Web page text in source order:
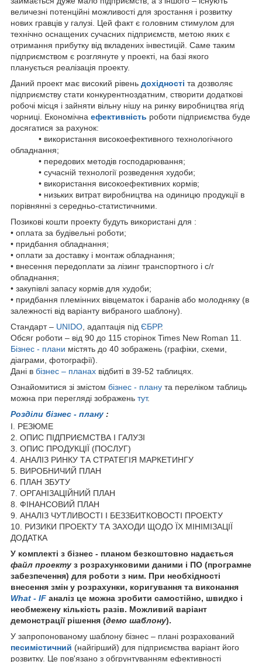
величезні потенційні можливості для зростання і розвитку
нових гравців у галузі. Цей факт є головним стимулом для
технічно оснащених сучасних підприємств, метою яких є
отримання прибутку від вкладених інвестицій. Саме таким
підприємством є розглянуте у проекті, на базі якого
планується реалізація проекту.
Даний проект має високий рівень дохідності та дозволяє
підприємству стати конкурентноздатним, створити додаткові
робочі місця і зайняти вільну нішу на ринку виробництва ягід
чорниці. Економічна ефективність роботи підприємства буде
досягатися за рахунок:
• використання високоефективного технологічного
обладнання;
• передових методів господарювання;
• сучасній технології розведення худоби;
• використання високоефективних кормів;
• низьких витрат виробництва на одиницю продукції в
порівнянні з середньо-статистичними.
Позикові кошти проекту будуть використані для :
• оплата за будівельні роботи;
• придбання обладнання;
• оплати за доставку і монтаж обладнання;
• внесення передоплати за лізинг транспортного і с/г
обладнання;
• закупівлі запасу кормів для худоби;
• придбання племінних вівцематок і баранів або молодняку (в
залежності від варіанту вибраного шаблону).
Стандарт – UNIDO , адаптація під ЄБРР.
Обсяг роботи – від 90 до 115 сторінок Times New Roman 11.
Бізнес - плани містять до 40 зображень (графіки, схеми,
діаграми, фотографії).
Дані в бізнес – планах відбиті в 39-52 таблицях.
Ознайомитися зі змістом бізнес - плану та переліком таблиць
можна при перегляді зображень тут.
Розділи бізнес - плану :
I. РЕЗЮМЕ
2. ОПИС ПІДПРИЄМСТВА І ГАЛУЗІ
3. ОПИС ПРОДУКЦІЇ (ПОСЛУГ)
4. АНАЛІЗ РИНКУ ТА СТРАТЕГІЯ МАРКЕТИНГУ
5. ВИРОБНИЧИЙ ПЛАН
6. ПЛАН ЗБУТУ
7. ОРГАНІЗАЦІЙНИЙ ПЛАН
8. ФІНАНСОВИЙ ПЛАН
9. АНАЛІЗ ЧУТЛИВОСТІ І БЕЗЗБИТКОВОСТІ ПРОЕКТУ
10. РИЗИКИ ПРОЕКТУ ТА ЗАХОДИ ЩОДО ЇХ МІНІМІЗАЦІЇ
ДОДАТКА
У комплекті з бізнес - планом безкоштовно надається
файл проекту з розрахунковими даними і ПО (програмне
забезпечення) для роботи з ним. При необхідності
внесення змін у розрахунки, коригування та виконання
What - IF аналіз це можна зробити самостійно, швидко і
необмежену кількість разів. Можливий варіант
демонстрації рішення (демо шаблону).
У запропонованому шаблону бізнес – плані розрахований
песимістичний (найгірший) для підприємства варіант його
розвитку. Це пов'язано з обгрунтуванням ефективності